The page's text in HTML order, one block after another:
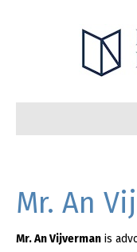
Mr. An
Mr. An Vijverman is